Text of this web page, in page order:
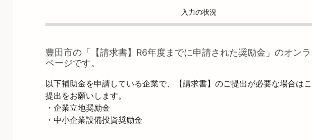
入力の状況
豊田市の「 【請求書】R6年度までに申請された奨励金 」のオン
ページです。
以下補助金を申請している企業で、【請求書】のご提出が必要な場合は
提出をお願いします。
・企業立地奨励金
・中小企業設備投資奨励金